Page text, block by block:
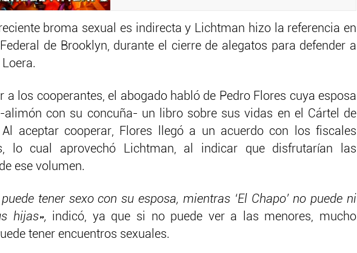
broma sexual es indirecta y Lichtman hizo la referencia en
de Brooklyn, durante el cierre de alegatos para defender a
a los cooperantes, el abogado habló de Pedro Flores cuya esposa
alimón con su concuña- un libro sobre sus vidas en el Cártel de
Al aceptar cooperar, Flores llegó a un acuerdo con los fiscales
lo cual aprovechó Lichtman, al indicar que disfrutarían las
ese volumen.
puede tener sexo con su esposa, mientras ‘El Chapo’ no puede ni
hijas», indicó, ya que si no puede ver a las menores, mucho
tener encuentros sexuales.